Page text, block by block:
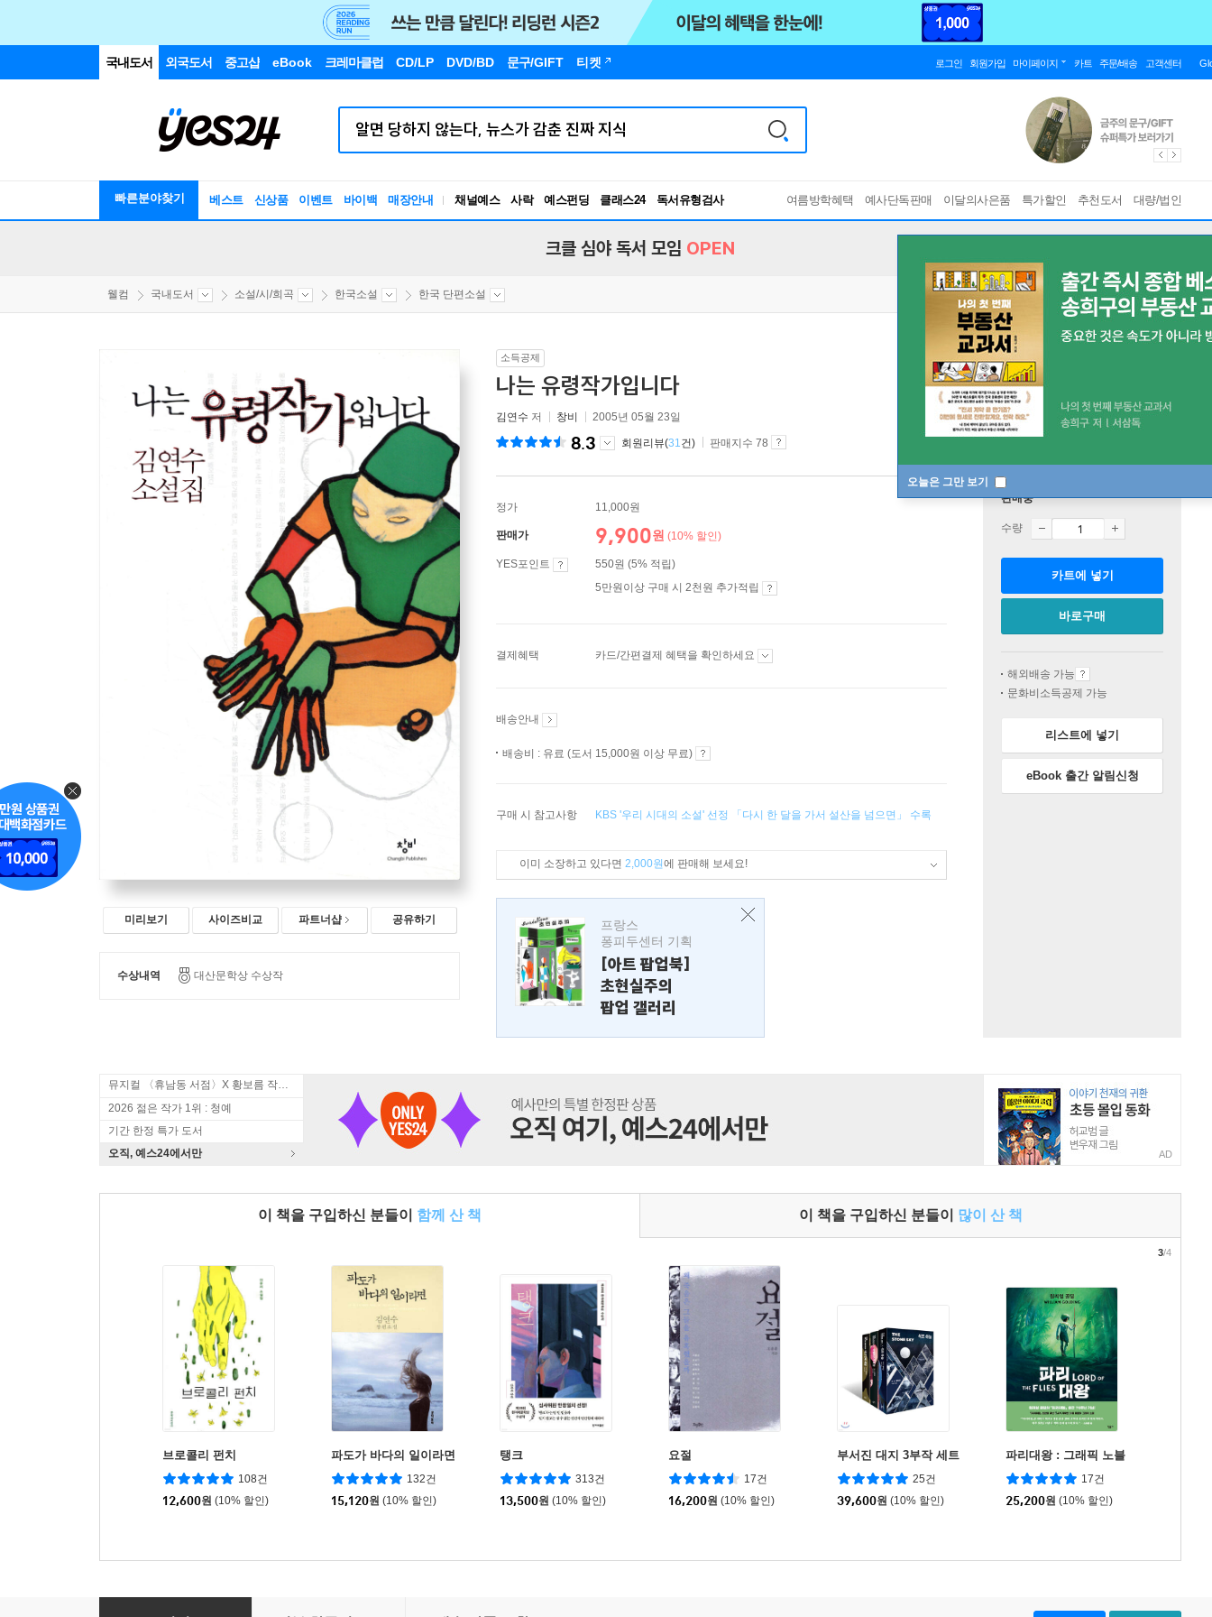
국내도서 외국도서 중고샵 eBook 크레마클럽 CD/LP DVD/BD 문구/GIFT 티켓 로그인 회원가입 마이페이지 카트 주문/배송 고객센터
빠른분야찾기 베스트 신상품 이벤트 바이백 매장안내 채널예스 사락 예스펀딩 클래스24
독서유형검사
RBTI Lab
여름방학혜택 예사단독판매 이달의사은품 특가할인 추천도서 대량/법인
오늘은 그만 보기
크클 심야 독서 모임 OPEN
웰컴 국내도서 소설/시/희곡 한국소설 한국 단편소설
미리보기 사이즈비교 파트너샵 공유하기
수상내역 대산문학상 수상작
소득공제
나는 유령작가입니다
김연수 저 창비 2005년 05월 23일
8.3 회원리뷰(31건) 판매지수 78
정가 11,000원
판매가 9,900원 (10% 할인)
YES포인트
550원 (5% 적립)
5만원이상 구매 시 2천원 추가적립
결제혜택 카드/간편결제 혜택을 확인하세요
배송안내
배송비 : 유료 (도서 15,000원 이상 무료)
구매 시 참고사항 KBS '우리 시대의 소설' 선정 「다시 한 달을 가서 설산을 넘으면」 수록
이미 소장하고 있다면 2,000원에 판매해 보세요!
프랑스
퐁피두센터 기획
[아트 팝업북]
초현실주의
팝업 갤러리
판매중
수량
카트에 넣기
바로구매
해외배송 가능
문화비소득공제 가능
리스트에 넣기
eBook 출간 알림신청
뮤지컬 〈휴남동 서점〉X 황보름 작가 북토크
2026 젊은 작가 1위 : 청예
기간 한정 특가 도서
오직, 예스24에서만
AD
이 책을 구입하신 분들이 함께 산 책 이 책을 구입하신 분들이 많이 산 책
브로콜리 펀치
108건
12,600원 (10% 할인)
파도가 바다의 일이라면
132건
15,120원 (10% 할인)
탱크
313건
13,500원 (10% 할인)
요절
17건
16,200원 (10% 할인)
부서진 대지 3부작 세트
25건
39,600원 (10% 할인)
파리대왕 : 그래픽 노블
17건
25,200원 (10% 할인)
3/4